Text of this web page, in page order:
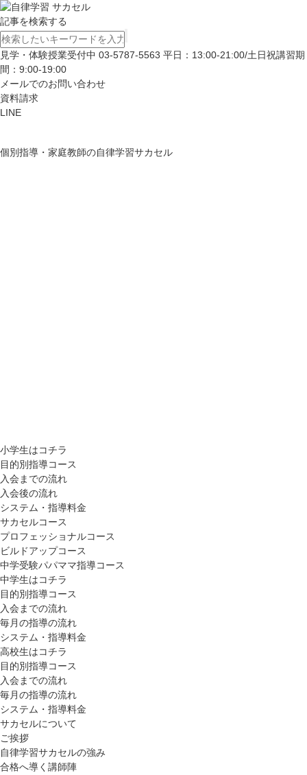
記事を検索する
見学・体験授業受付中 03-5787-5563 平日：13:00-21:00/土日祝講習期
間：9:00-19:00
メールでのお問い合わせ
資料請求
LINE
個別指導・家庭教師の自律学習サカセル
小学生はコチラ
目的別指導コース
入会までの流れ
入会後の流れ
システム・指導料金
サカセルコース
プロフェッショナルコース
ビルドアップコース
中学受験パパママ指導コース
中学生はコチラ
目的別指導コース
入会までの流れ
毎月の指導の流れ
システム・指導料金
高校生はコチラ
目的別指導コース
入会までの流れ
毎月の指導の流れ
システム・指導料金
サカセルについて
ご挨拶
自律学習サカセルの強み
合格へ導く講師陣